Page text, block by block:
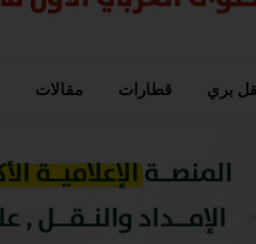
بري قطارات مقالات